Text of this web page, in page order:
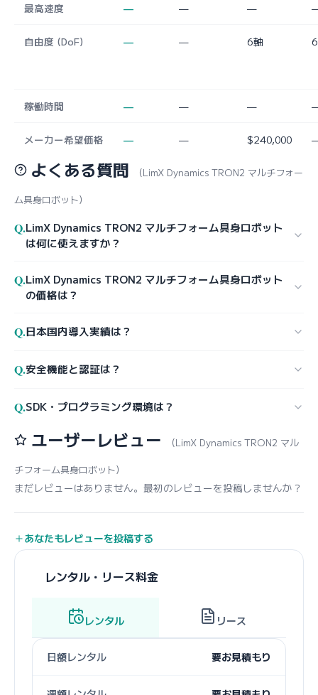
最高速度 — — —
自由度 (DoF) — — 6軸 6
稼働時間 — — —
メーカー希望価格 — — $240,000
よくある質問
（LimX Dynamics TRON2 マルチフォー
ム具身ロボット）
Q.LimX Dynamics TRON2 マルチフォーム具身ロボット
は何に使えますか？
Q.LimX Dynamics TRON2 マルチフォーム具身ロボット
の価格は？
Q.日本国内導入実績は？
Q.安全機能と認証は？
Q.SDK・プログラミング環境は？
ユーザーレビュー
（LimX Dynamics TRON2 マル
チフォーム具身ロボット）
まだレビューはありません。最初のレビューを投稿しませんか？
あなたもレビューを投稿する
レンタル・リース料金
レンタル リース
日額レンタル 要お見積もり